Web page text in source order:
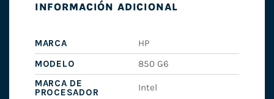
INFORMACIÓN ADICIONAL
MARCA
HP
MODELO
850 G6
MARCA DE
PROCESADOR
Intel